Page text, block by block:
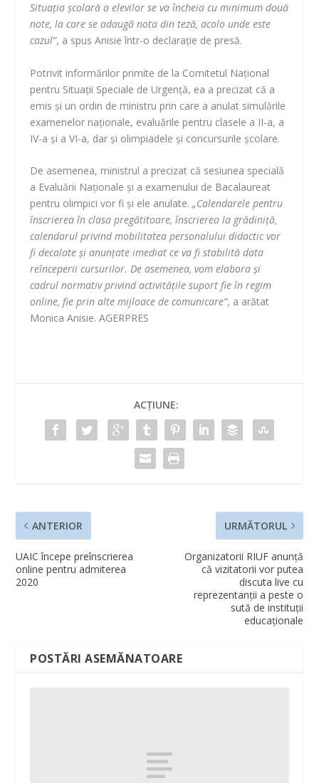
Situaţia şcolară a elevilor se va încheia cu minimum două
note, la care se adaugă nota din teză, acolo unde este
cazul”, a spus Anisie într-o declaraţie de presă.
Potrivit informărilor primite de la Comitetul Naţional
pentru Situaţii Speciale de Urgenţă, ea a precizat că a
emis şi un ordin de ministru prin care a anulat simulările
examenelor naţionale, evaluările pentru clasele a II-a, a
IV-a şi a VI-a, dar şi olimpiadele şi concursurile şcolare.
De asemenea, ministrul a precizat că sesiunea specială
a Evaluării Naţionale şi a examenului de Bacalaureat
pentru olimpici vor fi şi ele anulate.„Calendarele pentru
înscrierea în clasa pregătitoare, înscrierea la grădiniţă,
calendarul privind mobilitatea personalului didactic vor
fi decalate şi anunţate imediat ce va fi stabilită data
reînceperii cursurilor. De asemenea, vom elabora şi
cadrul normativ privind activităţile suport fie în regim
online, fie prin alte mijloace de comunicare”, a arătat
Monica Anisie. AGERPRES
ACȚIUNE:
ANTERIOR
UAIC începe preînscrierea
online pentru admiterea
2020
URMĂTORUL
Organizatorii RIUF anunță
că vizitatorii vor putea
discuta live cu
reprezentanţii a peste o
sută de instituţii
educaţionale
POSTĂRI ASEMĂNATOARE